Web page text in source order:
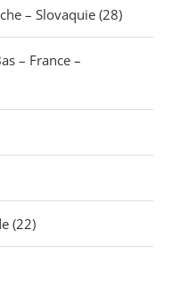
– Slovaquie (28)
– France –
(22)